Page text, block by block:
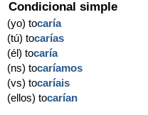
Condicional simple
(yo) tocaría
(tú) tocarías
(él) tocaría
(ns) tocaríamos
(vs) tocaríais
(ellos) tocarían